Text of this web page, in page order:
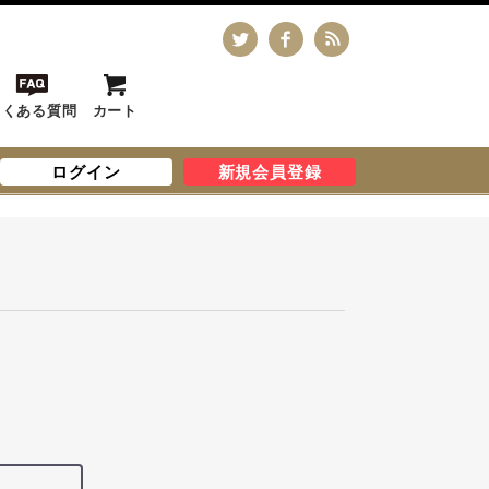
ある質問 カート
ログイン 新規会員登録